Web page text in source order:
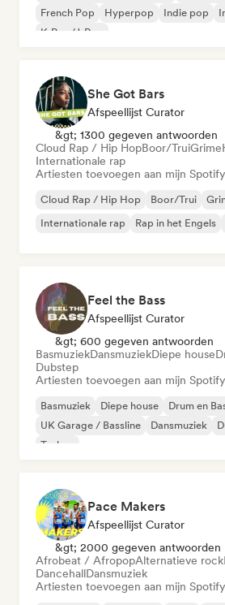
French Pop
Hyperpop Indie pop
K-Pop/J-Pop
She Got Bars
Afspeellijst Curator
&gt; 1300 gegeven antwoorden
Cloud Rap / Hip HopBoor/TruiGrime
Internationale rap
Artiesten toevoegen aan mijn
Cloud Rap / Hip Hop Boor/Trui
Internationale rap
Rap in het Engels
Feel the Bass
Afspeellijst Curator
&gt; 600 gegeven antwoorden
BasmuziekDansmuziekDiepe house
Dubstep
Artiesten toevoegen aan mijn
Basmuziek Diepe house
Drum en
UK Garage / Bassline
Dansmuziek
Techno
Pace Makers
Afspeellijst Curator
&gt; 2000 gegeven antwoorden
Afrobeat / AfropopAlternatieve rock
DancehallDansmuziek
Artiesten toevoegen aan mijn